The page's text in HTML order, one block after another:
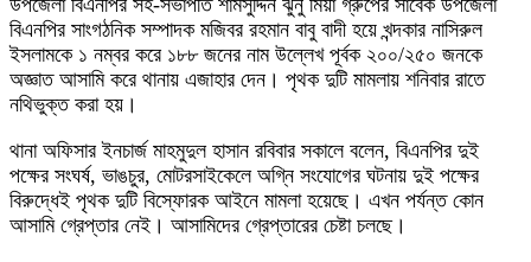
উপজেলা বিএনপির সহ-সভাপতি শামসুদ্দিন ঝুনু মিয়া গ্রুপের সাবেক উপজেলা
বিএনপির সাংগঠনিক সম্পাদক মজিবর রহমান বাবু বাদী হয়ে খন্দকার নাসিরুল
ইসলামকে ১ নম্বর করে ১৮৮ জনের নাম উল্লেখ পূর্বক ২০০/২৫০ জনকে
অজ্ঞাত আসামি করে থানায় এজাহার দেন। পৃথক দুটি মামলায় শনিবার রাতে
নথিভুক্ত করা হয়।
থানা অফিসার ইনচার্জ মাহমুদুল হাসান রবিবার সকালে বলেন, বিএনপির দুই
পক্ষের সংঘর্ষ, ভাঙচুর, মোটরসাইকেলে অগ্নি সংযোগের ঘটনায় দুই পক্ষের
বিরুদ্ধেই পৃথক দুটি বিস্ফোরক আইনে মামলা হয়েছে। এখন পর্যন্ত কোন
আসামি গ্রেপ্তার নেই। আসামিদের গ্রেপ্তারের চেষ্টা চলছে।